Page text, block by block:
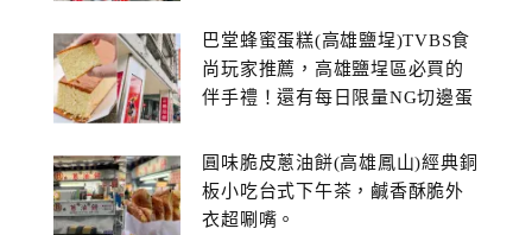
巴堂蜂蜜蛋糕(高雄鹽埕)TVBS食
尚玩家推薦，高雄鹽埕區必買的
伴手禮！還有每日限量NG切邊蛋
圓味脆皮蔥油餅(高雄鳳山)經典銅
板小吃台式下午茶，鹹香酥脆外
衣超唰嘴。